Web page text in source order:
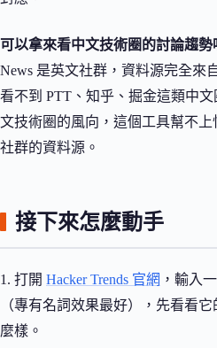
可以拿來看中文技術圈的討論趨勢
News 是英文社群，資料源完全來
看不到 PTT、知乎、掘金這類中
文技術圈的風向，這個工具幫不
社群的資料源。
接下來怎麼動手
1. 打開 Hacker Trends 官網 ，輸入
（專有名詞效果最好），先看看
麼樣。